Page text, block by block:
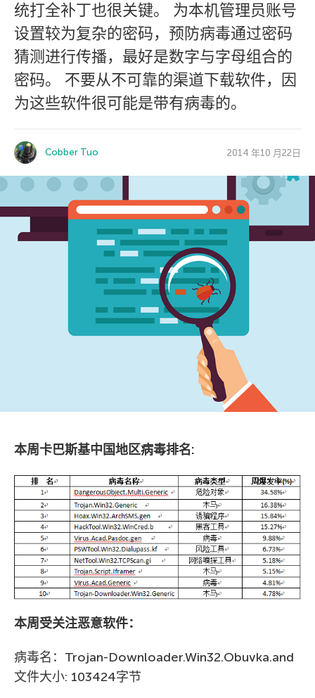
统打全补丁也很关键。 为本机管理员账号
设置较为复杂的密码，预防病毒通过密码
猜测进行传播，最好是数字与字母组合的
密码。 不要从不可靠的渠道下载软件，因
为这些软件很可能是带有病毒的。
Cobber Tuo 2014 年10 月22日
本周卡巴斯基中国地区病毒排名:
本周受关注恶意软件：
病毒名：Trojan-Downloader.Win32.Obuvka.and
文件大小: 103424字节